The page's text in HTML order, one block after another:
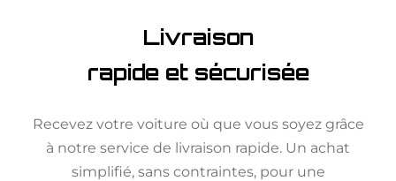
Livraison
rapide et sécurisée
Recevez votre voiture où que vous soyez grâce
à notre service de livraison rapide. Un achat
simplifié, sans contraintes, pour une